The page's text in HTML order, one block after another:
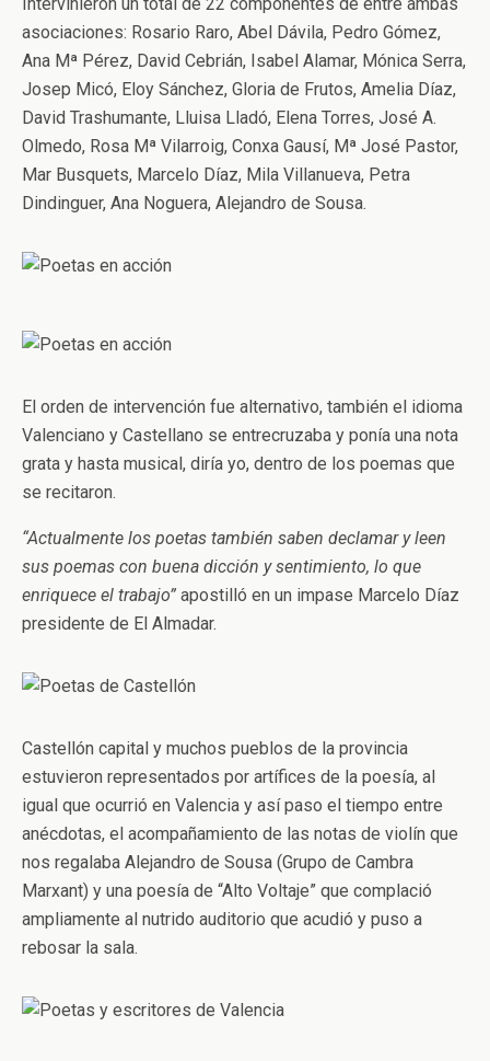
asociaciones: Rosario Raro, Abel Dávila, Pedro Gómez,
Ana Mª Pérez, David Cebrián, Isabel Alamar, Mónica Serra,
Josep Micó, Eloy Sánchez, Gloria de Frutos, Amelia Díaz,
David Trashumante, Lluisa Lladó, Elena Torres, José A.
Olmedo, Rosa Mª Vilarroig, Conxa Gausí, Mª José Pastor,
Mar Busquets, Marcelo Díaz, Mila Villanueva, Petra
Dindinguer, Ana Noguera, Alejandro de Sousa.
El orden de intervención fue alternativo, también el idioma
Valenciano y Castellano se entrecruzaba y ponía una nota
grata y hasta musical, diría yo, dentro de los poemas que
se recitaron.
“Actualmente los poetas también saben declamar y leen
sus poemas con buena dicción y sentimiento, lo que
enriquece el trabajo” apostilló en un impase Marcelo Díaz
presidente de El Almadar.
Castellón capital y muchos pueblos de la provincia
estuvieron representados por artífices de la poesía, al
igual que ocurrió en Valencia y así paso el tiempo entre
anécdotas, el acompañamiento de las notas de violín que
nos regalaba Alejandro de Sousa (Grupo de Cambra
Marxant) y una poesía de “Alto Voltaje” que complació
ampliamente al nutrido auditorio que acudió y puso a
rebosar la sala.